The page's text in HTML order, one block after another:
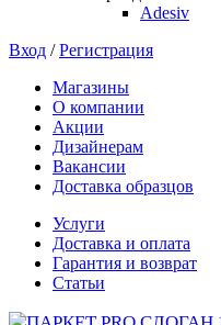
Adesiv
Вход /Регистрация
Магазины
О компании
Акции
Дизайнерам
Вакансии
Доставка образцов
Услуги
Доставка и оплата
Гарантия и возврат
Статьи